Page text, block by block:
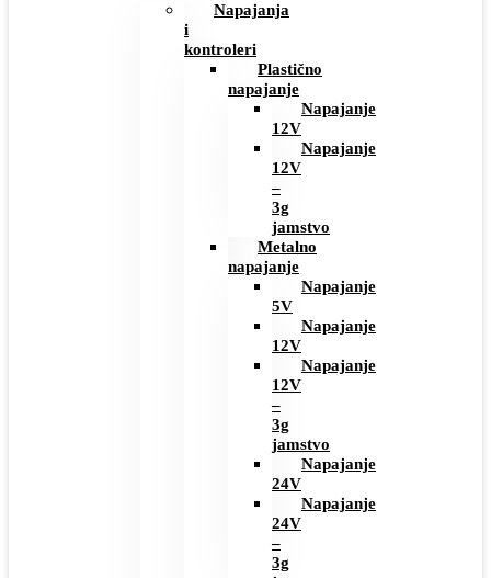
Napajanja
i
kontroleri
Plastično
napajanje
Napajanje
12V
Napajanje
12V
–
3g
jamstvo
Metalno
napajanje
Napajanje
5V
Napajanje
12V
Napajanje
12V
–
3g
jamstvo
Napajanje
24V
Napajanje
24V
–
3g